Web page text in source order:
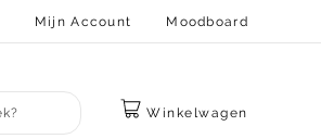
Mijn Account Moodboard
Winkelwagen